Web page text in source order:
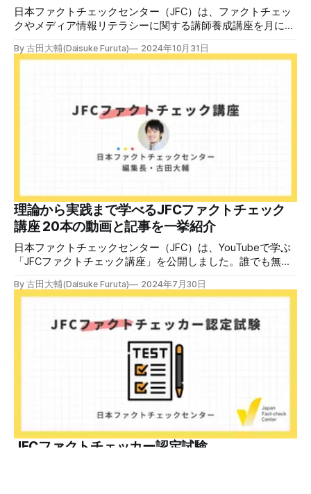
日本ファクトチェックセンター（JFC）は、ファクトチェッ
クやメディア情報リテラシーに関する講師養成講座を月に1
認定バッジと教室や職場などで利用可能な教材を提供しま
ファクトチェックセンター（JFC）による講師養成講座で
す。 講師養成講座（オンラインで90分）を受講いただいた
後、修了課題を提出された方には、教室や職場などで利用可
能な教材の提... powered by Peatix : More than a
す。 受講生には教材を提供 デマや不確かな情報が蔓延する
中で、自衛策が求められています。「気をつけて」というだ
けでは、対策になりません。最初から騙されたい人はいませ
ん。誰だって気をつけているのに、誤った情
By 古田大輔(Daisuke Furuta) 2024年10月31日
理論から実践まで学べるJFCファクトチェック
講座 20本の動画と記事を一挙紹介
日本ファクトチェックセンター（JFC）は、YouTubeで学ぶ
「JFCファクトチェック講座」を公開しました。誰でも無料
ファクトチェックやメディアリテラシーの知識を学ぶことが
の日本での影響を調べた2万人調査の紹介や、間違った情報
を信じてしまう背景にある人間のバイアス、大規模に拡散す
るSNSアルゴリズムなどを解説しています。 実践編では、画
像や動画や生成AIなど、偽・誤情報をどのように検証したら
良いかをJFCが検証してきた事例から具体的に学びます。
JFCファクトチェッカー認定試験を開始 2024年7月29日か
ら、これらの内容について習熟度を確認するJFCファクトチ
ェッカー認定試験を開始します。誰でもいつでも受験可能で
す（2024年度中は受験料1000円、2025年度から2000円）。
合格者には様々な技能をデジタル証明するオープンバッジ・
By 古田大輔(Daisuke Furuta) 2024年7月30日
JFCファクトチェッカー認定試験